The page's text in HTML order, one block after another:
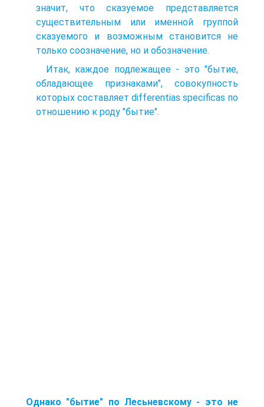
значит, что сказуемое представляется
существительным или именной группой
сказуемого и возможным становится не
только соозначение, но и обозначение.
Итак, каждое подлежащее - это "бытие,
обладающее признаками", совокупность
которых составляет differentias specificas по
отношению к роду "бытие".
Однако "бытие" по Лесьневскому - это не